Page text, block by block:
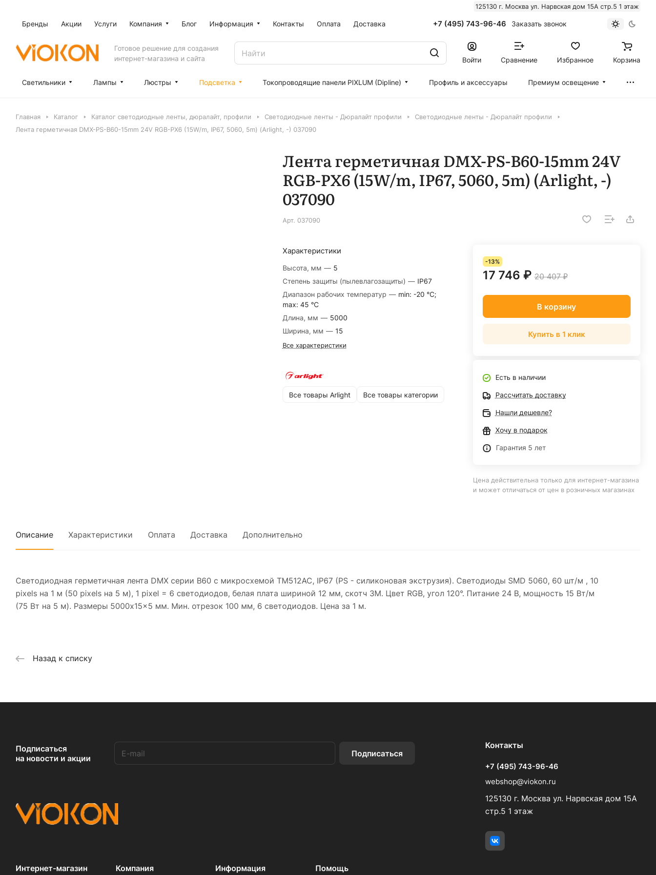
125130 г. Москва ул. Нарвская дом 15А стр.5 1 этаж
Бренды Акции Услуги Компания Блог Информация Контакты Оплата Доставка +7 (495) 743-96-46 Заказать звонок
Готовое решение для создания
интернет-магазина и сайта
Войти Сравнение Избранное Корзина
Светильники Лампы Люстры Подсветка Токопроводящие панели PIXLUM (Dipline) Профиль и аксессуары Премиум освещение
Главная Каталог Каталог светодиодные ленты, дюралайт, профили Светодиодные ленты - Дюралайт профили
Светодиодные ленты - Дюралайт профили
Лента герметичная DMX-PS-B60-15mm 24V RGB-PX6 (15W/m, IP67, 5060, 5m) (Arlight, -) 037090
Лента герметичная DMX-PS-B60-15mm 24V
RGB-PX6 (15W/m, IP67, 5060, 5m) (Arlight, -)
037090
Арт. 037090
Характеристики
Высота, мм — 5
Степень защиты (пылевлагозащиты) — IP67
Диапазон рабочих температур — min: -20 °C;
max: 45 °C
Длина, мм — 5000
Ширина, мм — 15
Все характеристики
Все товары Arlight Все товары категории
-13%
17 746 ₽ 20 407 ₽
В корзину
Купить в 1 клик
Есть в наличии
Рассчитать доставку
Нашли дешевле?
Хочу в подарок
Гарантия 5 лет
Цена действительна только для интернет-магазина
и может отличаться от цен в розничных магазинах
Описание Характеристики Оплата Доставка Дополнительно
Светодиодная герметичная лента DMX серии B60 с микросхемой TM512AC, IP67 (PS - силиконовая экструзия). Светодиоды SMD 5060, 60 шт/м , 10
pixels на 1 м (50 pixels на 5 м), 1 pixel = 6 светодиодов, белая плата шириной 12 мм, скотч 3M. Цвет RGB, угол 120°. Питание 24 В, мощность 15 Вт/м
(75 Вт на 5 м). Размеры 5000x15x5 мм. Мин. отрезок 100 мм, 6 светодиодов. Цена за 1 м.
Назад к списку
Подписаться
на новости и акции
Подписаться
Интернет-магазин Компания Информация Помощь
Контакты
+7 (495) 743-96-46
webshop@viokon.ru
125130 г. Москва ул. Нарвская дом 15А
стр.5 1 этаж